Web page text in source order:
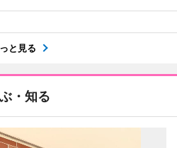
と見る
・知る